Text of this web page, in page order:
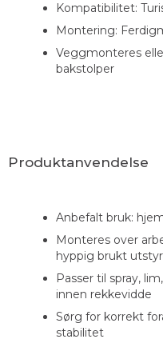
Kompatibilitet:
Montering:
Veggmonteres
bakstolper
Produktanvendelse
Anbefalt bruk:
Monteres over
hyppig brukt utstyr
Passer til spray,
innen rekkevidde
Sørg for korrekt
stabilitet